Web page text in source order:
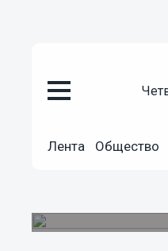
Лента Общество
Гроза